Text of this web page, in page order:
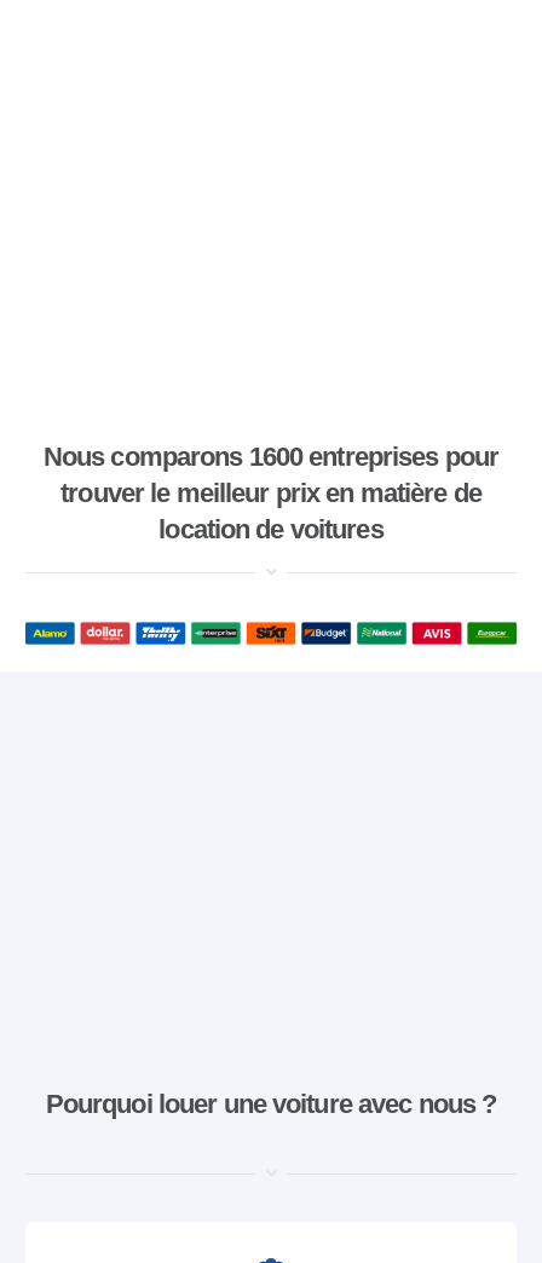
Nous comparons 1600 entreprises pour
trouver le meilleur prix en matière de
location de voitures
Pourquoi louer une voiture avec nous ?